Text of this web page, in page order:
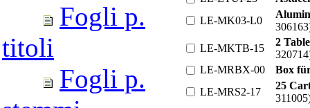
Fogli p.
titoli
Fogli p.
LE-MK03-L0
LE-MKTB-15
2
LE-MRBX-00
Box
LE-MRS2-17
25